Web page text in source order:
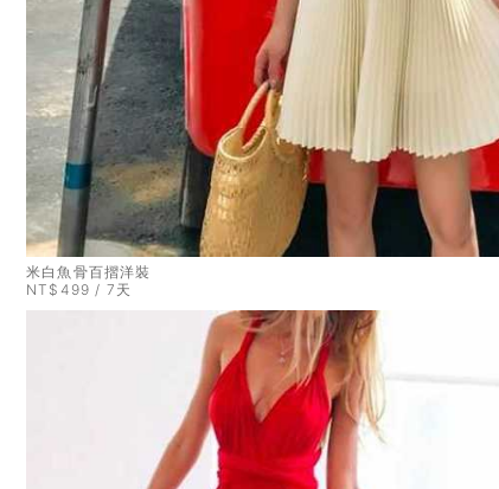
米白魚骨百摺洋裝
NT$499 / 7天